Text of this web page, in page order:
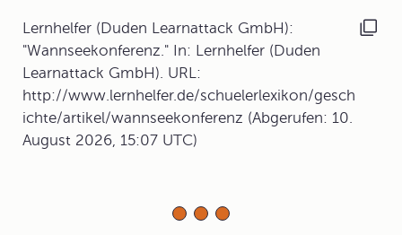
Lernhelfer (Duden Learnattack GmbH):
"Wannseekonferenz." In: Lernhelfer (Duden
Learnattack GmbH). URL:
http://www.lernhelfer.de/schuelerlexikon/gesch
ichte/artikel/wannseekonferenz (Abgerufen: 10.
August 2026, 15:07 UTC)